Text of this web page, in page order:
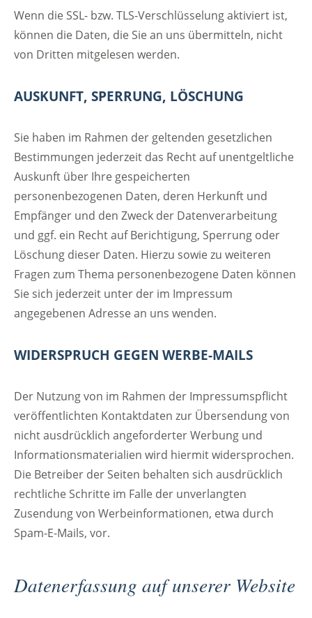
Wenn die SSL- bzw. TLS-Verschlüsselung aktiviert ist,
können die Daten, die Sie an uns übermitteln, nicht
von Dritten mitgelesen werden.
AUSKUNFT, SPERRUNG, LÖSCHUNG
Sie haben im Rahmen der geltenden gesetzlichen
Bestimmungen jederzeit das Recht auf unentgeltliche
Auskunft über Ihre gespeicherten
personenbezogenen Daten, deren Herkunft und
Empfänger und den Zweck der Datenverarbeitung
und ggf. ein Recht auf Berichtigung, Sperrung oder
Löschung dieser Daten. Hierzu sowie zu weiteren
Fragen zum Thema personenbezogene Daten können
Sie sich jederzeit unter der im Impressum
angegebenen Adresse an uns wenden.
WIDERSPRUCH GEGEN WERBE-MAILS
Der Nutzung von im Rahmen der Impressumspflicht
veröffentlichten Kontaktdaten zur Übersendung von
nicht ausdrücklich angeforderter Werbung und
Informationsmaterialien wird hiermit widersprochen.
Die Betreiber der Seiten behalten sich ausdrücklich
rechtliche Schritte im Falle der unverlangten
Zusendung von Werbeinformationen, etwa durch
Spam-E-Mails, vor.
Datenerfassung auf unserer Website